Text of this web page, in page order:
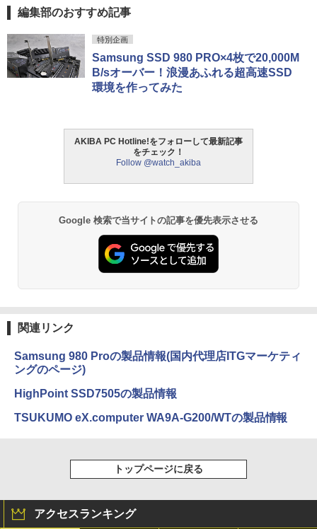
編集部のおすすめ記事
特別企画
Samsung SSD 980 PRO×4枚で20,000M
B/sオーバー！浪漫あふれる超高速SSD
環境を作ってみた
AKIBA PC Hotline!をフォローして最新記事
をチェック！
Follow @watch_akiba
Google 検索で当サイトの記事を優先表示させる
関連リンク
Samsung 980 Proの製品情報(国内代理店ITGマーケティ
ングのページ)
HighPoint SSD7505の製品情報
TSUKUMO eX.computer WA9A-G200/WTの製品情報
トップページに戻る
アクセスランキング